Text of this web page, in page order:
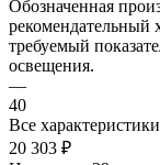
?
Обозначенная
рекомендательный
требуемый
освещения.
—
40
Все характеристики